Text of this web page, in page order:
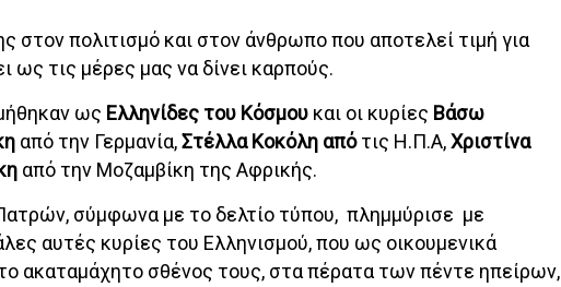
στον πολιτισμό και στον άνθρωπο που αποτελεί τιμή για
ως τις μέρες μας να δίνει καρπούς.
ως Ελληνίδες του Κόσμου και οι κυρίες Βάσω
από την Γερμανία,Στέλλα Κοκόλη απότις Η.Π.Α,Χριστίνα
από την Μοζαμβίκη της Αφρικής.
σύμφωνα με το δελτίο τύπου, πλημμύρισε με
αυτές κυρίες του Ελληνισμού, που ως οικουμενικά
ακαταμάχητο σθένος τους, στα πέρατα των πέντε ηπείρων,